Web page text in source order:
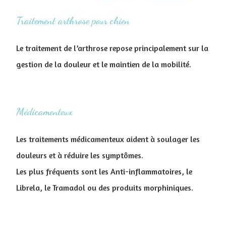
Traitement arthrose pour chien
Le traitement de l’arthrose repose principalement sur la
gestion de la douleur et le maintien de la mobilité.
Médicamenteux
Les traitements médicamenteux aident à soulager les
douleurs et à réduire les symptômes.
Les plus fréquents sont les Anti-inflammatoires, le
Librela, le Tramadol ou des produits morphiniques.